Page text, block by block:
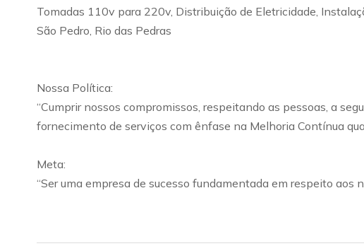
Tomadas 110v para 220v, Distribuição de Eletricidade,
São Pedro, Rio das Pedras
Nossa Política:
“Cumprir nossos compromissos, respeitando as pessoas, a
fornecimento de serviços com ênfase na Melhoria Contínua
Meta:
“Ser uma empresa de sucesso fundamentada em respeito aos